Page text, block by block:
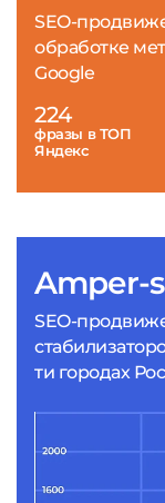
Amper-
SEO-
ти городах
SEO-
обработке
Google
224
фразы в ТОП
Яндекс